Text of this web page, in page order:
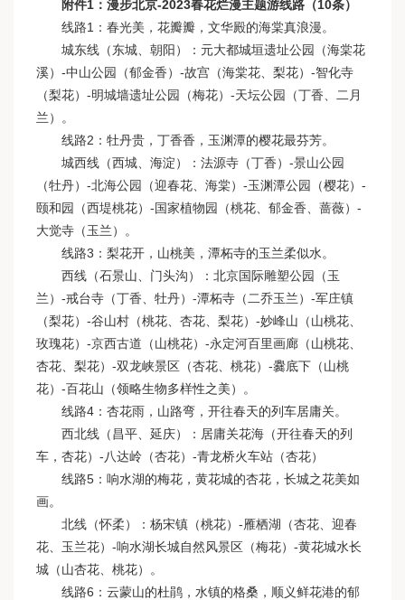
附件1：漫步北京-2023春花烂漫主题游线路（10条）
线路1：春光美，花瓣瓣，文华殿的海棠真浪漫。
城东线（东城、朝阳）：元大都城垣遗址公园（海棠花
溪）-中山公园（郁金香）-故宫（海棠花、梨花）-智化寺
（梨花）-明城墙遗址公园（梅花）-天坛公园（丁香、二月
兰）。
线路2：牡丹贵，丁香香，玉渊潭的樱花最芬芳。
城西线（西城、海淀）：法源寺（丁香）-景山公园
（牡丹）-北海公园（迎春花、海棠）-玉渊潭公园（樱花）-
颐和园（西堤桃花）-国家植物园（桃花、郁金香、蔷薇）-
大觉寺（玉兰）。
线路3：梨花开，山桃美，潭柘寺的玉兰柔似水。
西线（石景山、门头沟）：北京国际雕塑公园（玉
兰）-戒台寺（丁香、牡丹）-潭柘寺（二乔玉兰）-军庄镇
（梨花）-谷山村（桃花、杏花、梨花）-妙峰山（山桃花、
玫瑰花）-京西古道（山桃花）-永定河百里画廊（山桃花、
杏花、梨花）-双龙峡景区（杏花、桃花）-爨底下（山桃
花）-百花山（领略生物多样性之美）。
线路4：杏花雨，山路弯，开往春天的列车居庸关。
西北线（昌平、延庆）：居庸关花海（开往春天的列
车，杏花）-八达岭（杏花）-青龙桥火车站（杏花）
线路5：响水湖的梅花，黄花城的杏花，长城之花美如
画。
北线（怀柔）：杨宋镇（桃花）-雁栖湖（杏花、迎春
花、玉兰花）-响水湖长城自然风景区（梅花）-黄花城水长
城（山杏花、桃花）。
线路6：云蒙山的杜鹃，水镇的格桑，顺义鲜花港的郁